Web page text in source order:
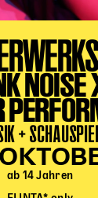
NOISE
+
ab 14 Jahren